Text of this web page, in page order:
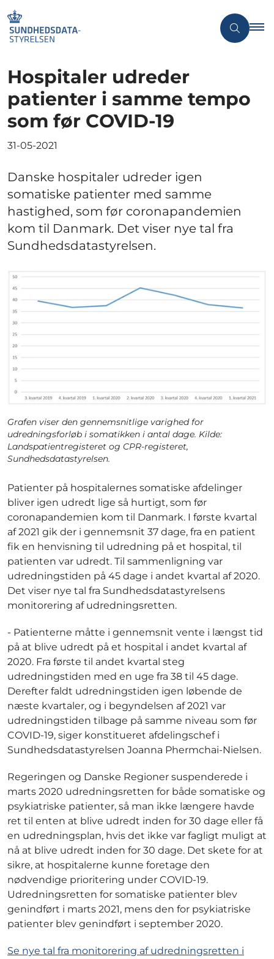
Hospitaler udreder
patienter i samme tempo
som før COVID-19
31-05-2021
Danske hospitaler udreder igen
somatiske patienter med samme
hastighed, som før coronapandemien
kom til Danmark. Det viser nye tal fra
Sundhedsdatastyrelsen.
Grafen viser den gennemsnitlige varighed for
udredningsforløb i somatikken i antal dage. Kilde:
Landspatientregisteret og CPR-registeret,
Sundhedsdatastyrelsen.
Patienter på hospitalernes somatiske afdelinger
bliver igen udredt lige så hurtigt, som før
coronapandemien kom til Danmark. I første kvartal
af 2021 gik der i gennemsnit 37 dage, fra en patient
fik en henvisning til udredning på et hospital, til
patienten var udredt. Til sammenligning var
udredningstiden på 45 dage i andet kvartal af 2020.
Det viser nye tal fra Sundhedsdatastyrelsens
monitorering af udredningsretten.
- Patienterne måtte i gennemsnit vente i længst tid
på at blive udredt på et hospital i andet kvartal af
2020. Fra første til andet kvartal steg
udredningstiden med en uge fra 38 til 45 dage.
Derefter faldt udredningstiden igen løbende de
næste kvartaler, og i begyndelsen af 2021 var
udredningstiden tilbage på samme niveau som før
COVID-19, siger konstitueret afdelingschef i
Sundhedsdatastyrelsen Joanna Phermchai-Nielsen.
Regeringen og Danske Regioner suspenderede i
marts 2020 udredningsretten for både somatiske og
psykiatriske patienter, så man ikke længere havde
ret til enten at blive udredt inden for 30 dage eller få
en udredningsplan, hvis det ikke var fagligt muligt at
nå at blive udredt inden for 30 dage. Det skete for at
sikre, at hospitalerne kunne foretage den
nødvendige prioritering under COVID-19.
Udredningsretten for somatiske patienter blev
genindført i marts 2021, mens den for psykiatriske
patienter blev genindført i september 2020.
Se nye tal fra monitorering af udredningsretten i